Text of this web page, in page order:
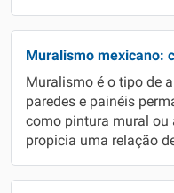
Muralismo mexicano:
Muralismo é o tipo de
paredes e painéis
como pintura mural ou
propicia uma relação